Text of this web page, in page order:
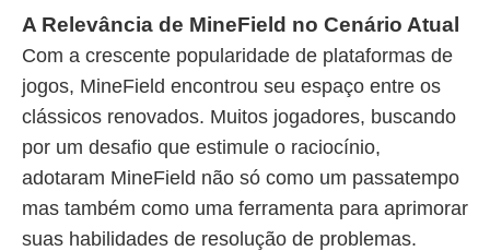
A Relevância de MineField no Cenário Atual
Com a crescente popularidade de plataformas de
jogos, MineField encontrou seu espaço entre os
clássicos renovados. Muitos jogadores, buscando
por um desafio que estimule o raciocínio,
adotaram MineField não só como um passatempo
mas também como uma ferramenta para aprimorar
suas habilidades de resolução de problemas.